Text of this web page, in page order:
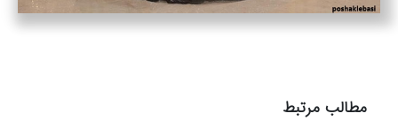
مطالب مرتبط